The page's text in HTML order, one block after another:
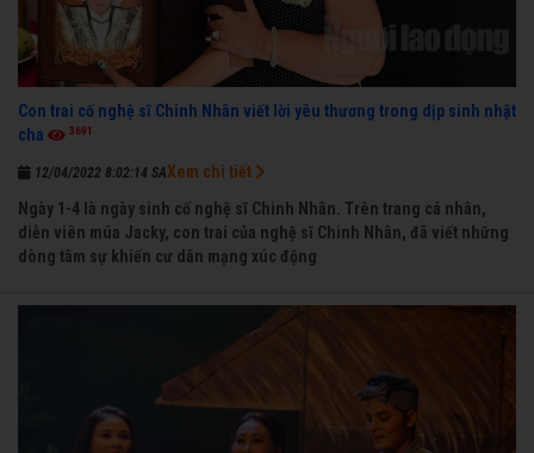
Con trai cố nghệ sĩ Chinh Nhân viết lời yêu thương trong dịp sinh nhật
cha
3691
12/04/2022 8:02:14 SA
Ngày 1-4 là ngày sinh cố nghệ sĩ Chinh Nhân. Trên trang cá nhân,
diễn viên múa Jacky, con trai của nghệ sĩ Chinh Nhân, đã viết những
dòng tâm sự khiến cư dân mạng xúc động
Xem chi tiết